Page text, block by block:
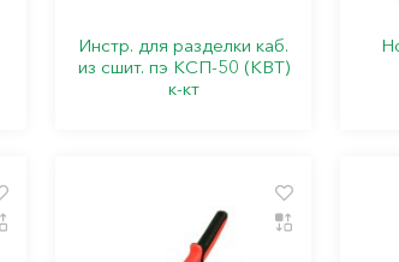
Инстр. для разделки каб.
из сшит. пэ КСП-50 (КВТ)
к-кт